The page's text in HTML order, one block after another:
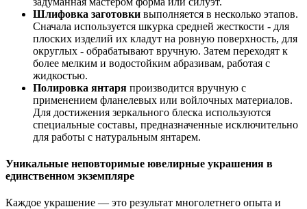
Шлифовка заготовки выполняется в несколько этапов.
Сначала используется шкурка средней жесткости - для
плоских изделий их кладут на ровную поверхность, для
округлых - обрабатывают вручную. Затем переходят к
более мелким и водостойким абразивам, работая с
жидкостью.
Полировка янтаря производится вручную с
применением фланелевых или войлочных материалов.
Для достижения зеркального блеска используются
специальные составы, предназначенные исключительно
для работы с натуральным янтарем.
Уникальные неповторимые ювелирные украшения в
единственном экземпляре
Каждое украшение — это результат многолетнего опыта и